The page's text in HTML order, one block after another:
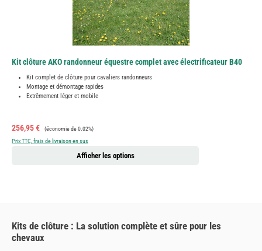
Kit clôture AKO randonneur équestre complet avec électrificateur B40
Kit complet de clôture pour cavaliers randonneurs
Montage et démontage rapides
Extrêmement léger et mobile
Prix de vente :
256,95 € Prix régulier :
(économie de 0.02%)
Prix TTC, frais de livraison en sus
Afficher les options
Kits de clôture : La solution complète et sûre pour les
chevaux